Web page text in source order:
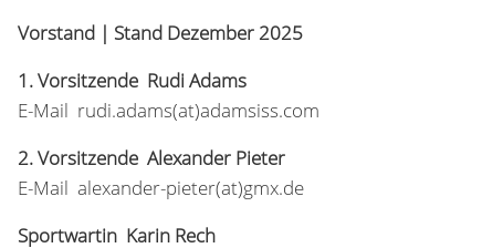
Vorstand | Stand Dezember 2025
1. Vorsitzende Rudi Adams
E-Mail rudi.adams(at)adamsiss.com
2. Vorsitzende Alexander Pieter
E-Mail alexander-pieter(at)gmx.de
Sportwartin Karin Rech